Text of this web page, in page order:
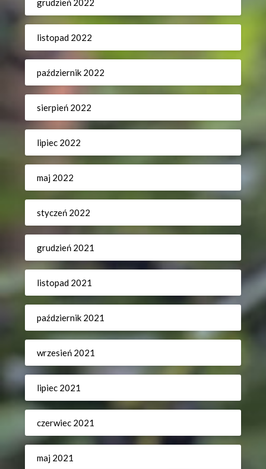
grudzień 2022
listopad 2022
październik 2022
sierpień 2022
lipiec 2022
maj 2022
styczeń 2022
grudzień 2021
listopad 2021
październik 2021
wrzesień 2021
lipiec 2021
czerwiec 2021
maj 2021